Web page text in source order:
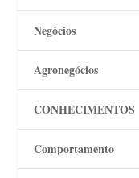
Negócios
Agronegócios
CONHECIMENTOS
Comportamento